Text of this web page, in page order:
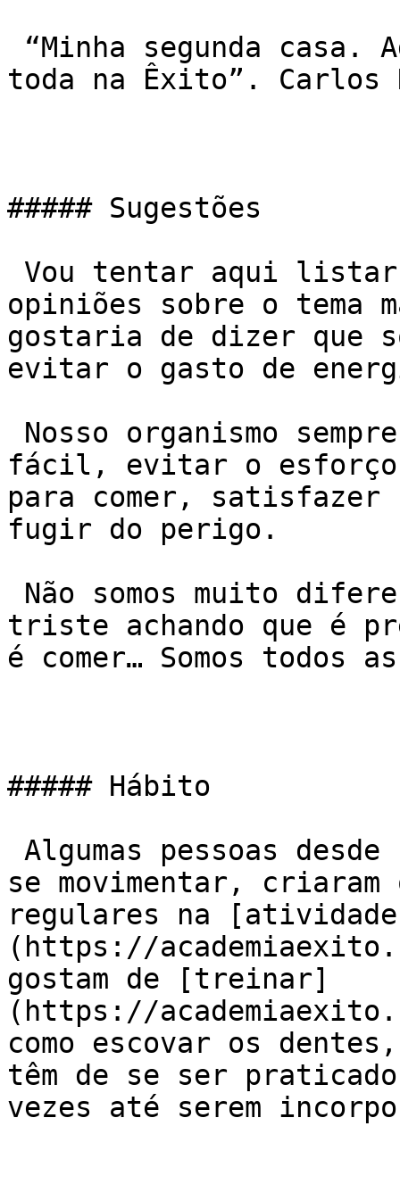
toda na Êxito”. Carlos
##### Sugestões
opiniões sobre o tema
gostaria de dizer que
evitar o gasto de
fácil, evitar o esforço.
para comer, satisfazer
fugir do perigo.
triste achando que é
é comer… Somos todos
##### Hábito
se movimentar,
regulares na
(https://
gostam de [treinar]
(https://
como escovar os
têm de se ser
vezes até serem